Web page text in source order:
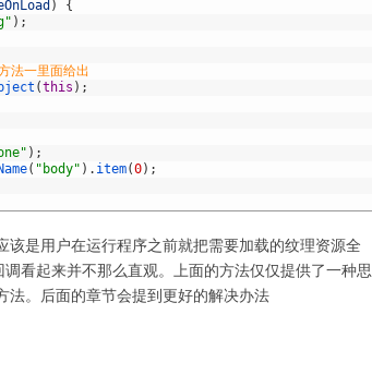
)
{
) ;
一里面给出
(this ) ;
) ;
( "body" ) . item(0) ;
该是用户在运行程序之前就把需要加载的纹理资源全
看起来并不那么直观。上面的方法仅仅提供了一种思
法。后面的章节会提到更好的解决办法